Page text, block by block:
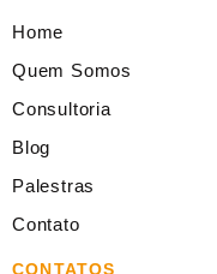
Home
Quem Somos
Consultoria
Blog
Palestras
Contato
CONTATOS